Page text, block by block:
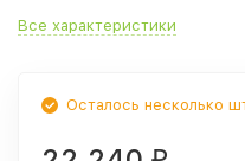
Все характеристики
Осталось несколько